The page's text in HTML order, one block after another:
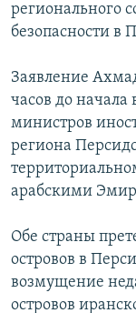
регионального
безопасности в
Заявление
часов до начала
министров
региона
арабскими
Обе страны
островов в
возмущение
островов